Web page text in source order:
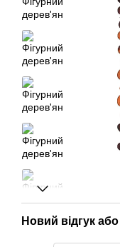
Новий відгук